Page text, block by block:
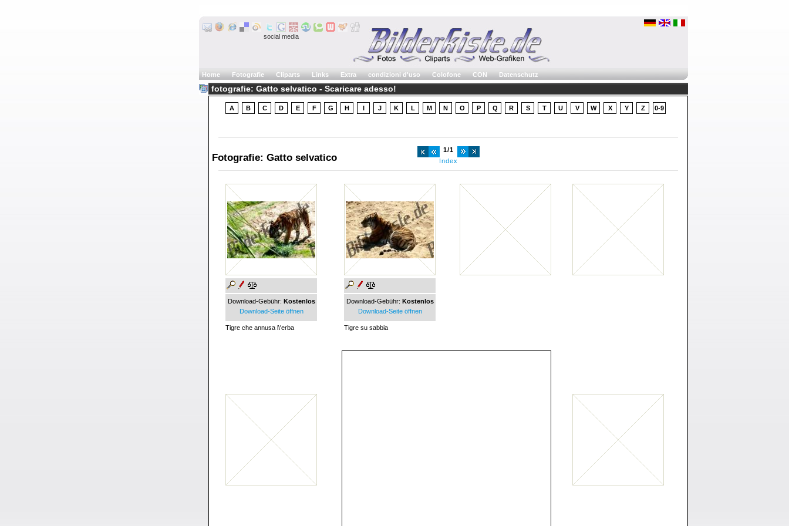
social media
Home Fotografie Cliparts Links Extra condizioni d'uso Colofone CON Datenschutz
fotografie: Gatto selvatico - Scaricare adesso!
A B C D E F G H I J K L M N O P Q R S T U V W X Y Z 0-9
Fotografie: Gatto selvatico
1/1
Index
Download-Gebühr: Kostenlos
Download-Seite öffnen
Tigre che annusa l\'erba
Download-Gebühr: Kostenlos
Download-Seite öffnen
Tigre su sabbia